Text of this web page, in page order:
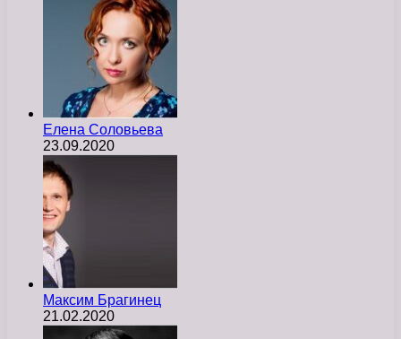
Елена Соловьева
23.09.2020
Максим Брагинец
21.02.2020